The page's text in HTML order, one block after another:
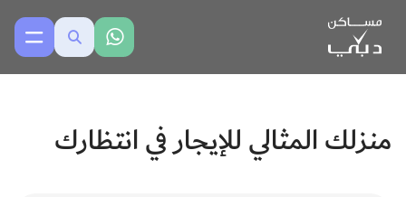
منزلك المثالي للإيجار في انتظارك